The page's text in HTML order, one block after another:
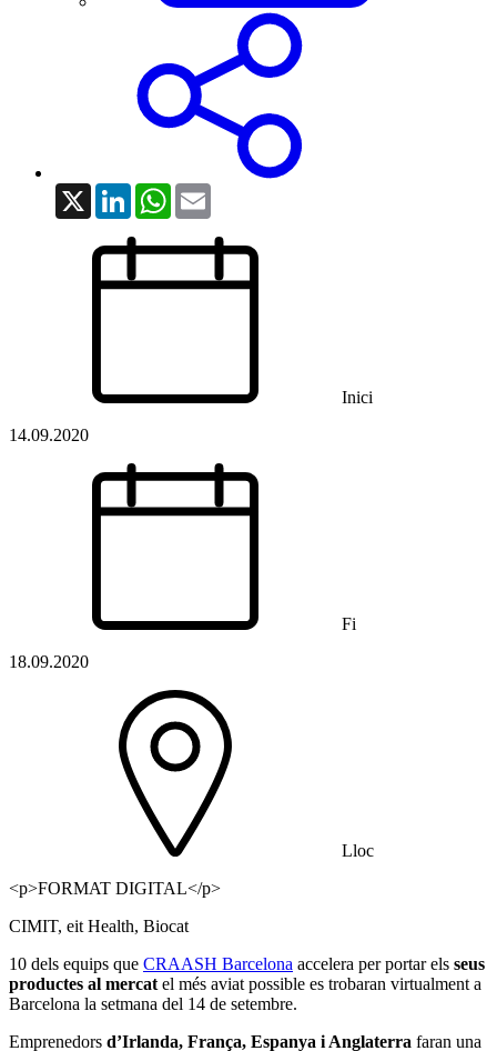
X LinkedInWhatsApp
Inici
14.09.2020
Fi
18.09.2020
Lloc
<p>FORMAT DIGITAL</p>
CIMIT, eit Health, Biocat
10 dels equips que CRAASH Barcelona accelera per portar els seus
productes al mercatel més aviat possible es trobaran virtualment a
Barcelona la setmana del 14 de setembre.
Emprenedors d’Irlanda, França, Espanya i Anglaterra faran una